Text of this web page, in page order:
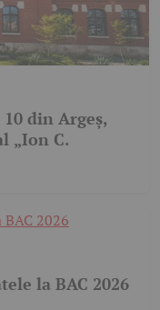
din Argeș,
„Ion C.
la BAC 2026